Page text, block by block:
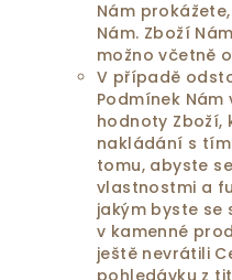
Nám
Nám. Zboží
možno včetně
V případě
Podmínek
hodnoty Zboží,
nakládání s
tomu, abyste
vlastnostmi a
jakým byste se
v kamenné
ještě nevrátili
pohledávku z